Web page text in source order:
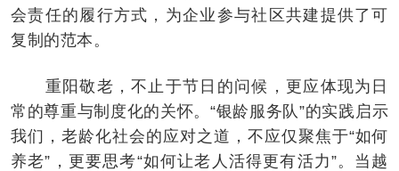
会责任的履行方式，为企业参与社区共建提供了可
复制的范本。
重阳敬老，不止于节日的问候，更应体现为日
常的尊重与制度化的关怀。“银龄服务队”的实践启示
我们，老龄化社会的应对之道，不应仅聚焦于“如何
养老”，更要思考“如何让老人活得更有活力”。当越